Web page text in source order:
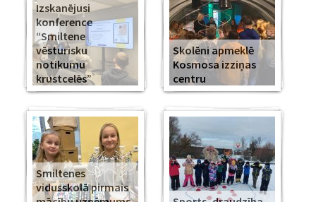
Izskanējusi
konference
“Smiltene
vēsturisku
notikumu
krustcelēs”
Skolēni apmeklē
Kosmosa izziņas
centru
Smiltenes
vidusskolā pirmais